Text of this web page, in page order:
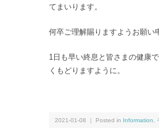
てまいります。
何卒ご理解賜りますようお願い
1日も早い終息と皆さまの健康
くもどりますように。
2021-01-08 ｜ Posted in Information,